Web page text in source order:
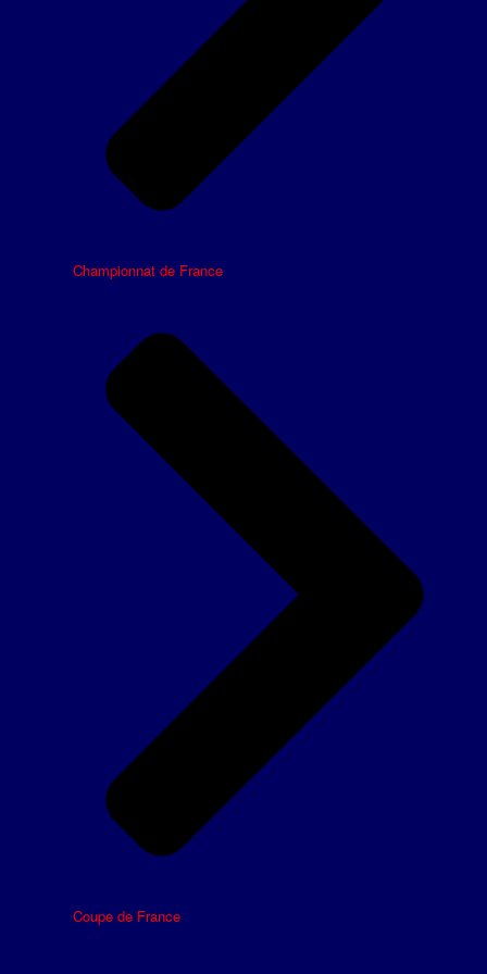
Championnat de France
Coupe de France